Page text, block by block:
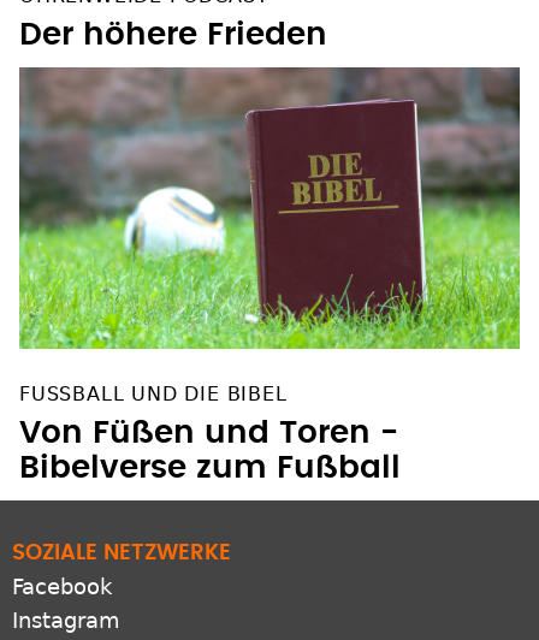
Der höhere Frieden
FUSSBALL UND DIE BIBEL
Von Füßen und Toren -
Bibelverse zum Fußball
SOZIALE NETZWERKE
Facebook
Instagram